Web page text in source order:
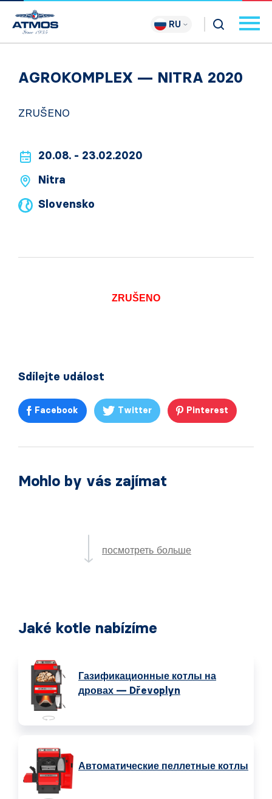
RU
AGROKOMPLEX — NITRA 2020
ZRUŠENO
20.08. - 23.02.2020
Nitra
Slovensko
ZRUŠENO
Sdílejte událost
Facebook Twitter Pinterest
Mohlo by vás zajímat
посмотреть больше
Jaké kotle nabízíme
Газификационные котлы на
дровах — Dřevoplyn
Автоматические пеллетные котлы